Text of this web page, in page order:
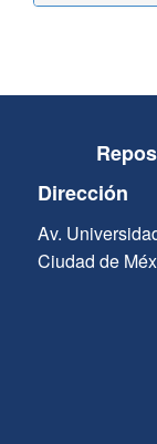
Dirección
Av.
Ciudad de